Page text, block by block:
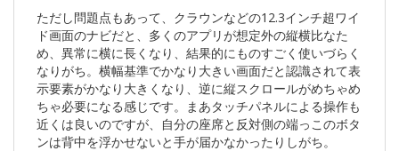
ただし問題点もあって、クラウンなどの12.3インチ超ワイ
ド画面のナビだと、多くのアプリが想定外の縦横比なた
め、異常に横に長くなり、結果的にものすごく使いづらく
なりがち。横幅基準でかなり大きい画面だと認識されて表
示要素がかなり大きくなり、逆に縦スクロールがめちゃめ
ちゃ必要になる感じです。まあタッチパネルによる操作も
近くは良いのですが、自分の座席と反対側の端っこのボタ
ンは背中を浮かせないと手が届かなかったりしがち。